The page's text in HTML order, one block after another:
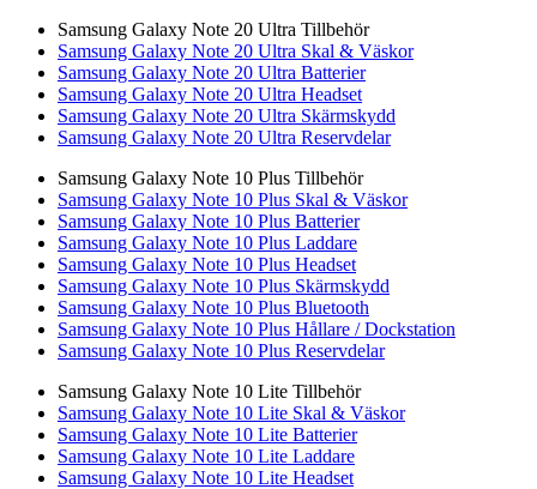
Samsung Galaxy Note 20 Ultra Tillbehör
Samsung Galaxy Note 20 Ultra Skal & Väskor
Samsung Galaxy Note 20 Ultra Batterier
Samsung Galaxy Note 20 Ultra Headset
Samsung Galaxy Note 20 Ultra Skärmskydd
Samsung Galaxy Note 20 Ultra Reservdelar
Samsung Galaxy Note 10 Plus Tillbehör
Samsung Galaxy Note 10 Plus Skal & Väskor
Samsung Galaxy Note 10 Plus Batterier
Samsung Galaxy Note 10 Plus Laddare
Samsung Galaxy Note 10 Plus Headset
Samsung Galaxy Note 10 Plus Skärmskydd
Samsung Galaxy Note 10 Plus Bluetooth
Samsung Galaxy Note 10 Plus Hållare / Dockstation
Samsung Galaxy Note 10 Plus Reservdelar
Samsung Galaxy Note 10 Lite Tillbehör
Samsung Galaxy Note 10 Lite Skal & Väskor
Samsung Galaxy Note 10 Lite Batterier
Samsung Galaxy Note 10 Lite Laddare
Samsung Galaxy Note 10 Lite Headset